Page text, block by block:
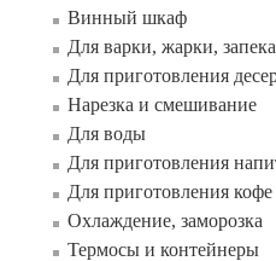
Винный шкаф
Для варки, жарки,
Для приготовления
Нарезка и смешивание
Для воды
Для приготовления
Для приготовления кофе
Охлаждение, заморозка
Термосы и контейнеры